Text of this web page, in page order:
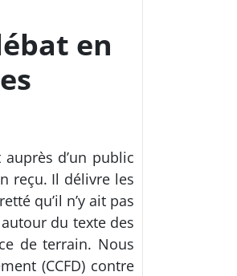
en
d’un public
reçu. Il délivre les
qu’il n’y ait pas
du texte des
de terrain. Nous
(CCFD) contre